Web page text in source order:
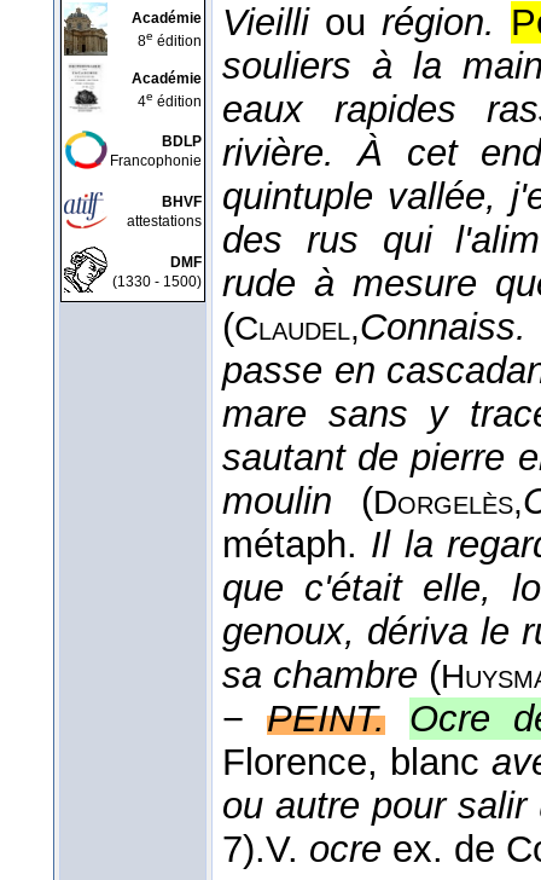
Académie
8e édition
Académie
4e édition
BDLP
Francophonie
BHVF
attestations
DMF
(1330 - 1500)
Vieilliou région.
souliers à la
eaux rapides
rivière. À cet
quintuple vallée,
des rus qui
rude à mesure
(Claudel,
passe en
mare sans y
sautant de pierre
moulin (Dorgelès,
métaph. Il la
que c'était elle,
genoux, dériva le
sa chambre (
−PEINT. Ocre
Florence, blanc
ou autre pour salir
7).V. ocre ex. de